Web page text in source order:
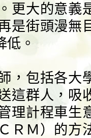
更大的意義
是街頭漫無
低。
，包括各大
這群人，吸
理計程車生
ＲＭ）的方